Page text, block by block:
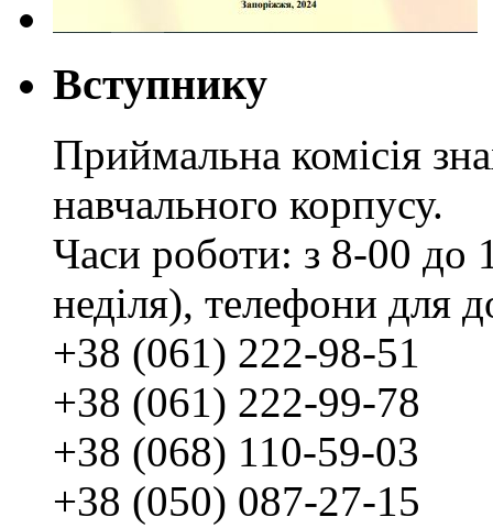
Вступнику
Приймальна комісія
навчального корпусу.
Часи роботи: з 8-00 до
неділя), телефони для
+38 (061) 222-98-51
+38 (061) 222-99-78
+38 (068) 110-59-03
+38 (050) 087-27-15